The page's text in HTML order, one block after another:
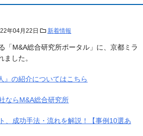
年04月22日 新着情報
「M&A総合研究所ポータル」に、京都ミラ
した。
』の紹介についてはこちら
ならM&A総合研究所
、成功手法・流れを解説！【事例10選あ